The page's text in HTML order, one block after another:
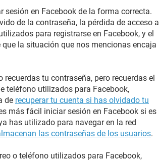
en Facebook de la forma correcta.
de la contraseña, la pérdida de acceso a
para registrarse en Facebook, y el
la situación que nos mencionas encaja
tu contraseña, pero recuerdas el
teléfono utilizados para Facebook,
de recuperar tu cuenta si has olvidado tu
más fácil iniciar sesión en Facebook si es
has utilizado para navegar en la red
las contraseñas de los usuarios.
o teléfono utilizados para Facebook,